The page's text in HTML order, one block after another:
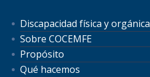
Discapacidad física y orgánica
Sobre COCEMFE
Propósito
Qué hacemos